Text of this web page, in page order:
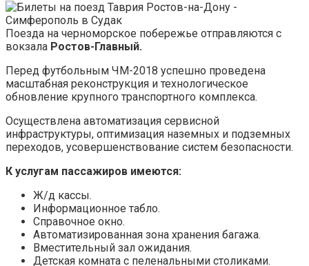
Поезда на черноморское побережье отправляются с
вокзала Ростов-Главный.
Перед футбольным ЧМ-2018 успешно проведена
масштабная реконструкция и технологическое
обновление крупного транспортного комплекса.
Осуществлена автоматизация сервисной
инфраструктуры, оптимизация наземных и подземных
переходов, усовершенствование систем безопасности.
К услугам пассажиров имеются:
Ж/д кассы.
Информационное табло.
Справочное окно.
Автоматизированная зона хранения багажа.
Вместительный зал ожидания.
Детская комната с пеленальными столиками.